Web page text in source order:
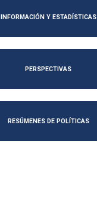
INFORMACIÓN Y ESTADÍSTICAS
PERSPECTIVAS
RESÚMENES DE POLÍTICAS